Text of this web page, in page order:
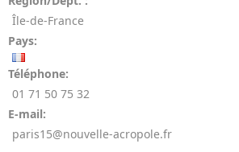
Île-de-France
Pays:
Téléphone:
01 71 50 75 32
E-mail:
paris15@nouvelle-acropole.fr